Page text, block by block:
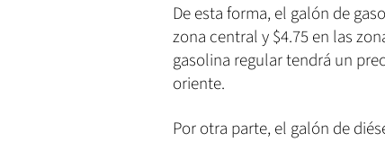
De esta forma, el galón de
zona central y $4.75 en las
gasolina regular tendrá un
oriente.
Por otra parte, el galón de